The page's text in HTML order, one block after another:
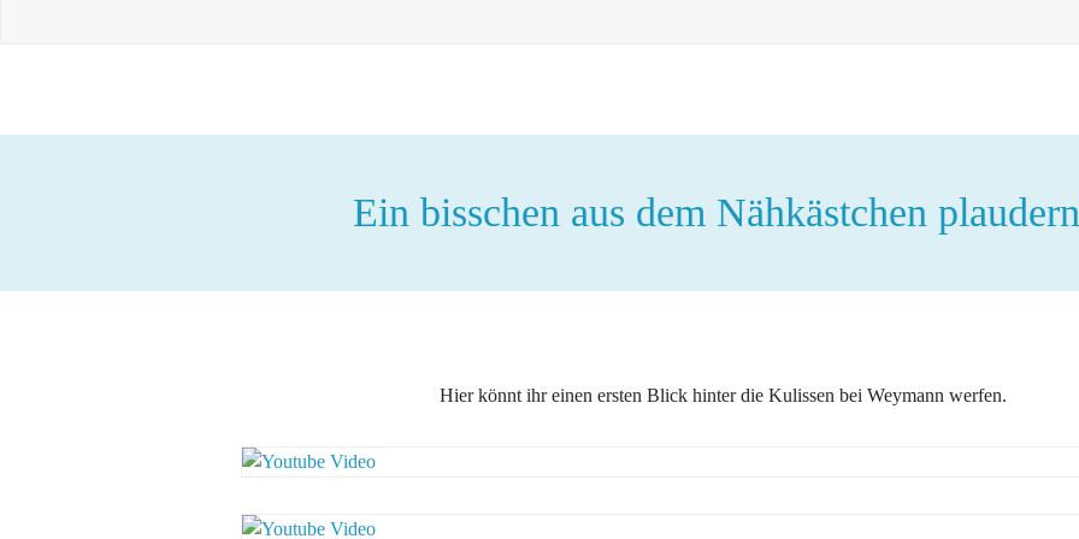
Ein bisschen aus dem Nähkästchen
Hier könnt ihr einen ersten Blick hinter die Kulissen bei Weymann werfen.